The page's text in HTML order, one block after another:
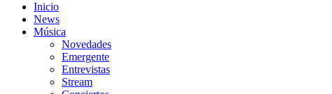
Inicio
News
Música
Novedades
Emergente
Entrevistas
Stream